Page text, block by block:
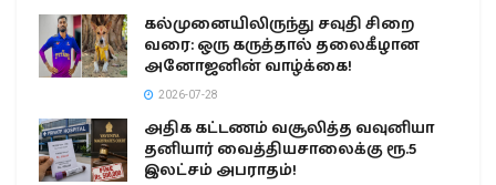
கல்முனையிலிருந்து சவுதி சிறை
வரை: ஒரு கருத்தால் தலைகீழான
அனோஜனின் வாழ்க்கை!
2026-07-28
அதிக கட்டணம் வசூலித்த வவுனியா
தனியார் வைத்தியசாலைக்கு ரூ.5
இலட்சம் அபராதம்!